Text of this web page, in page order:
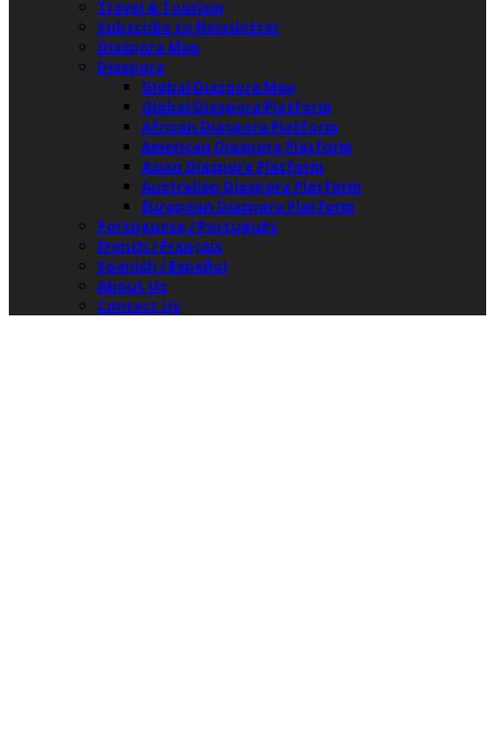
Travel & Tourism
Subscribe to Newsletter
Diaspora Map
Diaspora
Global Diaspora Map
Global Diaspora Platform
African Diaspora Platform
American Diaspora Platform
Asian Diaspora Platform
Australian Diaspora Platform
European Diaspora Platform
Portuguese / Português
French / Français
Spanish / Español
About Us
Contact Us